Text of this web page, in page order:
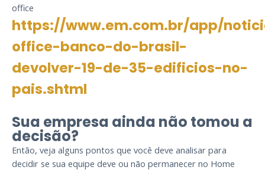
office
https://www.em.com.br/app/
office-banco-do-brasil-
devolver-19-de-35-edificios-no-
pais.shtml
Sua empresa ainda não tomou a
decisão?
Então, veja alguns pontos que você deve analisar para
decidir se sua equipe deve ou não permanecer no Home